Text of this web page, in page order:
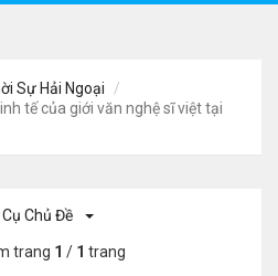
Sự Hải Ngoại
tế của giới văn nghệ sĩ việt tại
Chủ Đề
trang 1 / 1 trang